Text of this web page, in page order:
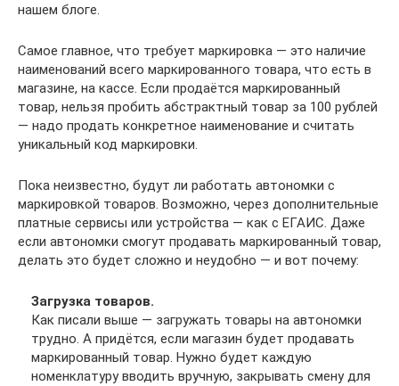
нашем блоге.
Самое главное, что требует маркировка — это наличие
наименований всего маркированного товара, что есть в
магазине, на кассе. Если продаётся маркированный
товар, нельзя пробить абстрактный товар за 100 рублей
— надо продать конкретное наименование и считать
уникальный код маркировки.
Пока неизвестно, будут ли работать автономки с
маркировкой товаров. Возможно, через дополнительные
платные сервисы или устройства — как с ЕГАИС. Даже
если автономки смогут продавать маркированный товар,
делать это будет сложно и неудобно — и вот почему:
Загрузка товаров.
Как писали выше — загружать товары на автономки
трудно. А придётся, если магазин будет продавать
маркированный товар. Нужно будет каждую
номенклатуру вводить вручную, закрывать смену для